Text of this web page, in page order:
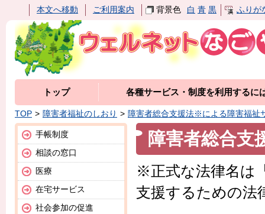
本文へ移動 ご利用案内 背景色 白 青 黒 ふりが
トップ 各種サービス・制度を利用するに
TOP 障害者福祉のしおり 障害者総合支援法※による障害福祉
障害者総合
※正式な法律名は
支援するための法
手帳制度
相談の窓口
医療
在宅サービス
社会参加の促進